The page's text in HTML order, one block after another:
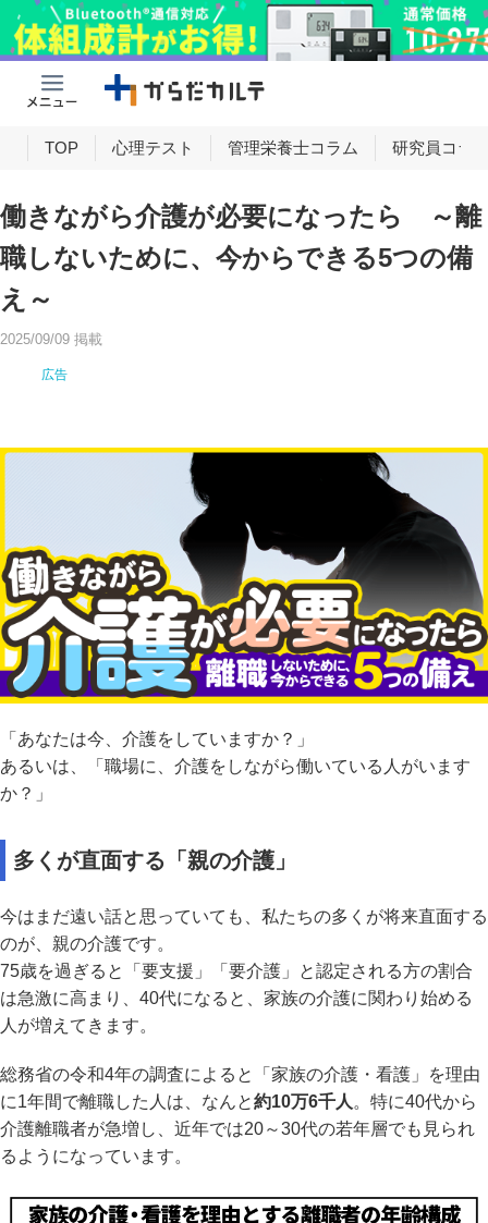
TOP 心理テスト 管理栄養士コラム 研究員コラ
働きながら介護が必要になったら ～離
職しないために、今からできる5つの備
え～
2025/09/09 掲載
「あなたは今、介護をしていますか？」
あるいは、「職場に、介護をしながら働いている人がいます
か？」
多くが直面する「親の介護」
今はまだ遠い話と思っていても、私たちの多くが将来直面する
のが、親の介護です。
75歳を過ぎると「要支援」「要介護」と認定される方の割合
は急激に高まり、40代になると、家族の介護に関わり始める
人が増えてきます。
総務省の令和4年の調査によると「家族の介護・看護」を理由
に1年間で離職した人は、なんと約10万6千人 。特に40代から
介護離職者が急増し、近年では20～30代の若年層でも見られ
るようになっています。